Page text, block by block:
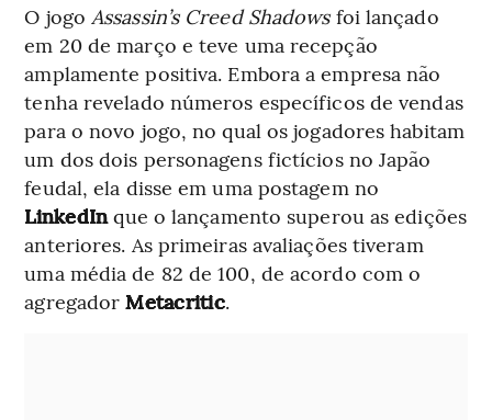
O jogo Assassin’s Creed Shadows foi lançado
em 20 de março e teve uma recepção
amplamente positiva. Embora a empresa não
tenha revelado números específicos de vendas
para o novo jogo, no qual os jogadores habitam
um dos dois personagens fictícios no Japão
feudal, ela disse em uma postagem no
LinkedInque o lançamento superou as edições
anteriores. As primeiras avaliações tiveram
uma média de 82 de 100, de acordo com o
agregadorMetacritic.